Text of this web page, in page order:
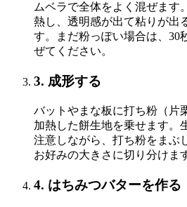
ムベラで全体をよく混ぜます
熱し、透明感が出て粘りが出
す。まだ粉っぽい場合は、30
ぜてください。
3. 成形する
バットやまな板に打ち粉（片
加熱した餅生地を乗せます。
注意しながら、打ち粉をまぶ
お好みの大きさに切り分けま
4. はちみつバターを作る